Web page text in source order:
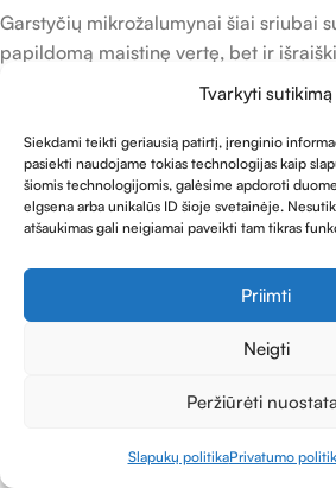
Tvarkyti sutikimą
Siekdami teikti geriausią patirtį, įrenginio
pasiekti naudojame tokias technologijas kaip
šiomis technologijomis, galėsime apdoroti
elgsena arba unikalūs ID šioje svetainėje.
atšaukimas gali neigiamai paveikti tam tikras
Priimti
Neigti
Peržiūrėti
Slapukų politikaPrivatumo
Garstyčių mikrožalumynai šiai sriubai
papildomą maistinę vertę, bet ir
aromatą. Tuo tarpu amarantas
žemišku skoniu, kuris puikiai
pikantiškumą.
MIKROŽAL
SKONIS
Aitrus,
s
KrepšelisPaskyra